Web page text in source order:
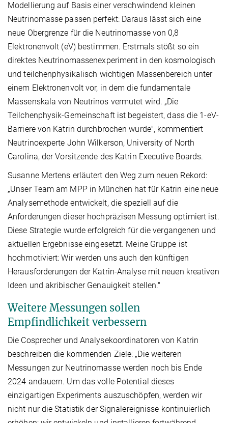
Modellierung auf Basis einer verschwindend kleinen
Neutrinomasse passen perfekt: Daraus lässt sich eine
neue Obergrenze für die Neutrinomasse von 0,8
Elektronenvolt (eV) bestimmen. Erstmals stößt so ein
direktes Neutrinomassenexperiment in den kosmologisch
und teilchenphysikalisch wichtigen Massenbereich unter
einem Elektronenvolt vor, in dem die fundamentale
Massenskala von Neutrinos vermutet wird. „Die
Teilchenphysik-Gemeinschaft ist begeistert, dass die 1-eV-
Barriere von Katrin durchbrochen wurde", kommentiert
Neutrinoexperte John Wilkerson, University of North
Carolina, der Vorsitzende des Katrin Executive Boards.
Susanne Mertens erläutert den Weg zum neuen Rekord:
„Unser Team am MPP in München hat für Katrin eine neue
Analysemethode entwickelt, die speziell auf die
Anforderungen dieser hochpräzisen Messung optimiert ist.
Diese Strategie wurde erfolgreich für die vergangenen und
aktuellen Ergebnisse eingesetzt. Meine Gruppe ist
hochmotiviert: Wir werden uns auch den künftigen
Herausforderungen der Katrin-Analyse mit neuen kreativen
Ideen und akribischer Genauigkeit stellen."
Weitere Messungen sollen
Empfindlichkeit verbessern
Die Cosprecher und Analysekoordinatoren von Katrin
beschreiben die kommenden Ziele: „Die weiteren
Messungen zur Neutrinomasse werden noch bis Ende
2024 andauern. Um das volle Potential dieses
einzigartigen Experiments auszuschöpfen, werden wir
nicht nur die Statistik der Signalereignisse kontinuierlich